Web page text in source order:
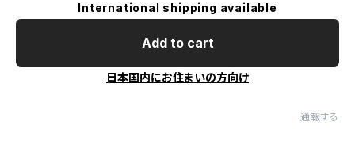
International shipping available
Add to cart
日本国内にお住まいの方向け
通報する